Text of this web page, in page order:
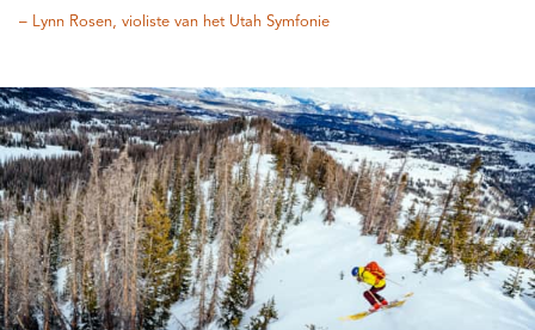
– Lynn Rosen, violiste van het Utah Symfonie